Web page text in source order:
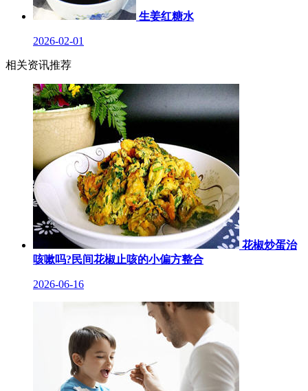
生姜红糖水
2026-02-01
相关资讯推荐
花椒炒蛋治
咳嗽吗?民间花椒止咳的小偏方整合
2026-06-16